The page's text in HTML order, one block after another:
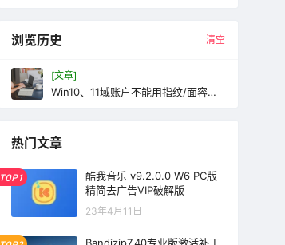
浏览历史 清空
[文章]
Win10、11域账户不能用指纹/面容登
热门文章
TOP1
酷我音乐 v9.2.0.0 W6 PC版
精简去广告VIP破解版
23年4月11日